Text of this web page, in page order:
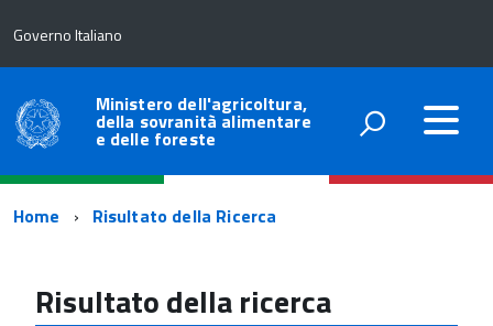
Governo Italiano
Ministero dell'agricoltura,
della sovranità alimentare
e delle foreste
Percorso
navigazione
Home Risultato della Ricerca
Risultato della ricerca